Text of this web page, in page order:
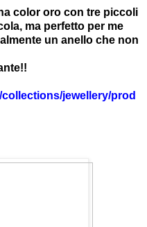
color oro con tre piccoli
ma perfetto per me
un anello che non
jewellery/prod